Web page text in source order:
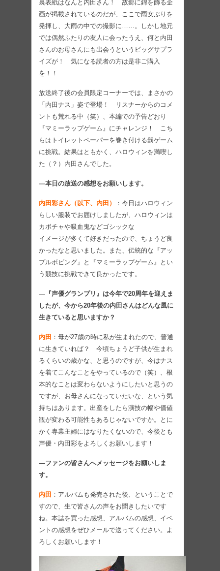
裏表紙はなんと内田さん！ 故郷に錦を飾る企
画が掲載されているのだが、ここで雨女ぶりを
発揮し、大雨の中での撮影に……。しかし地元
では偶然ふたりの友人に会ったうえ、何と内田
さんのお母さんにも出会うというビッグサプラ
イズが！ 気になる読者の方は是非ご購入
を！！
放送終了後の会員限定コーナーでは、まさかの
「内田ナス」姿で登場！ リスナーからのコメ
ントも荒れる中（笑）、本編での予告どおり
『マミーラップゲーム』にチャレンジ！ こち
らはトイレットペーパーを巻き付ける罰ゲーム
に挑戦。結果はともかく、ハロウィンを満喫し
た（？）内田さんでした。
―本日の放送の感想をお願いします。
内田彩さん（以下、内田）
：今日はハロウィン
らしい服装でお届けしましたが、ハロウィンは
カボチャや吸血鬼などゴシックな
イメージが多くて好きだったので、ちょうど良
かったなと思いました。また、伝統的な『アッ
プルボビング』と『マミーラップゲーム』とい
う競技に挑戦できて良かったです。
―『声優グランプリ』は今年で20周年を迎えま
したが、今から20年後の内田さんはどんな風に
生きていると思いますか？
内田 ：母が27歳の時に私が生まれたので、普通
に生きていれば？ 今頃ちょうど子供が生まれ
るくらいの歳かな、と思うのですが、今はナス
を着てこんなことをやっているので（笑）、根
本的なことは変わらないようにしたいと思うの
ですが、お母さんになっていたいな、という気
持ちはあります。出産をしたら演技の幅や価値
観が変わる可能性もあるじゃないですか。とに
かく専業主婦にはなりたくないので、今後とも
声優・内田彩をよろしくお願いします！
―ファンの皆さんへメッセージをお願いしま
す。
内田 ：アルバムも発売された後、ということで
すので、生で皆さんの声をお聞きしたいです
ね。本誌を買った感想、アルバムの感想、イベ
ントの感想をぜひメールで送ってください。よ
ろしくお願いします！